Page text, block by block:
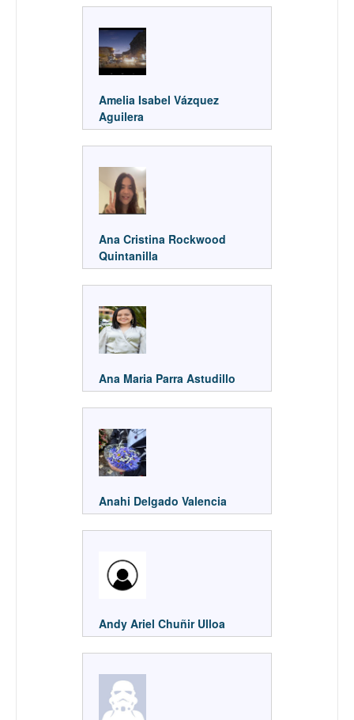
Amelia Isabel Vázquez
Aguilera
Ana Cristina Rockwood
Quintanilla
Ana Maria Parra Astudillo
Anahi Delgado Valencia
Andy Ariel Chuñir Ulloa